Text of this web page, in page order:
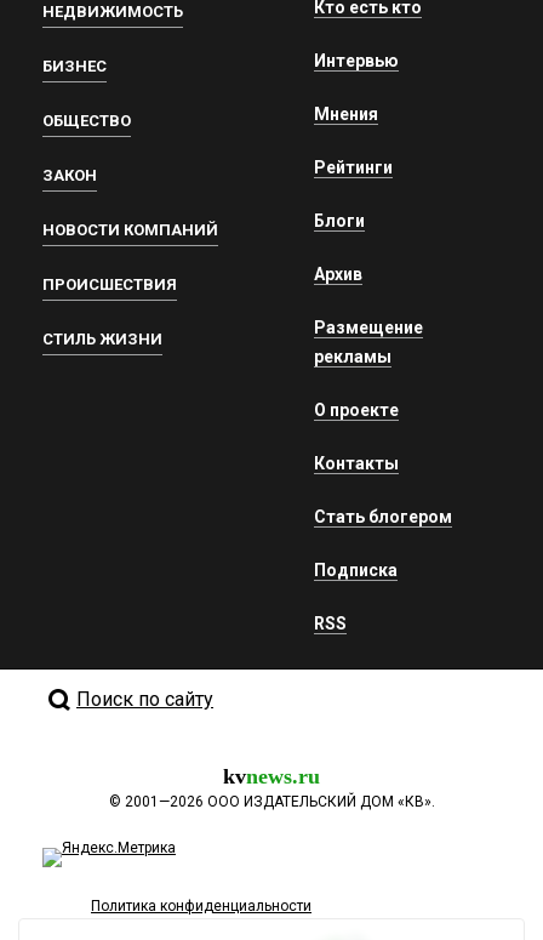
НЕДВИЖИМОСТЬ
БИЗНЕС
ОБЩЕСТВО
ЗАКОН
НОВОСТИ КОМПАНИЙ
ПРОИСШЕСТВИЯ
СТИЛЬ ЖИЗНИ
Кто есть кто
Интервью
Мнения
Рейтинги
Блоги
Архив
Размещение
рекламы
О проекте
Контакты
Стать блогером
Подписка
RSS
Поиск по сайту
kvnews.ru
© 2001—2026 ООО ИЗДАТЕЛЬСКИЙ ДОМ «КВ».
Политика конфиденциальности